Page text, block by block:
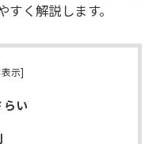
すく解説します。
示]
らい